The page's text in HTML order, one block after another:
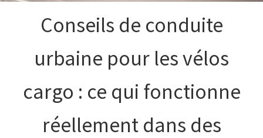
ODM/OEM
Contact
Conseils de conduite
urbaine pour les vélos
cargo : ce qui fonctionne
réellement dans des